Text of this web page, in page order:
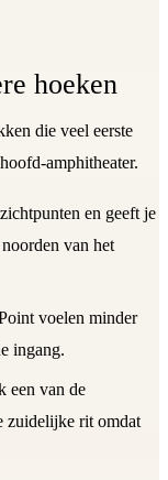
hoeken
die veel eerste
amphitheater.
en geeft je
van het
voelen minder
ingang.
een van de
zuidelijke rit omdat